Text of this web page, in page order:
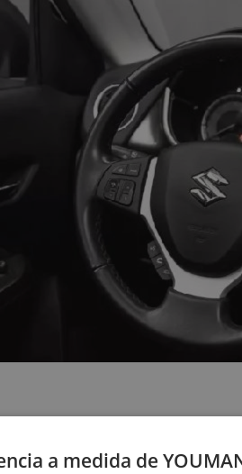
Su consumo de
a medida de